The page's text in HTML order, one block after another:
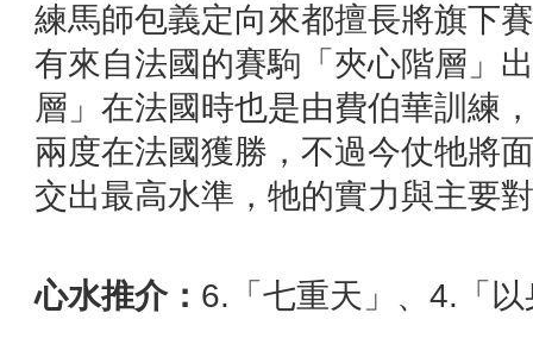
練馬師包義定向來都擅長將旗下
有來自法國的賽駒「夾心階層」
層」在法國時也是由費伯華訓練
兩度在法國獲勝，不過今仗牠將
交出最高水準，牠的實力與主要
心水推介： 6.「七重天」、4.「